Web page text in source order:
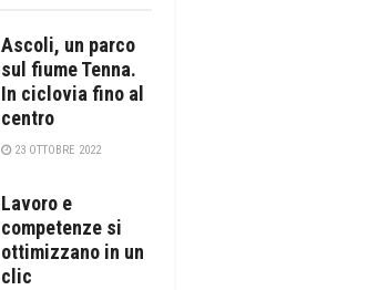
Ascoli, un parco
sul fiume Tenna.
In ciclovia fino al
centro
23 OTTOBRE 2022
Lavoro e
competenze si
ottimizzano in un
clic